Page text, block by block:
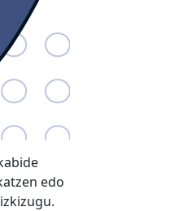
edo